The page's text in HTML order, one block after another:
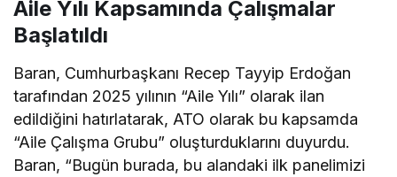
Aile Yılı Kapsamında Çalışmalar
Başlatıldı
Baran, Cumhurbaşkanı Recep Tayyip Erdoğan
tarafından 2025 yılının “Aile Yılı” olarak ilan
edildiğini hatırlatarak, ATO olarak bu kapsamda
“Aile Çalışma Grubu” oluşturduklarını duyurdu.
Baran, “Bugün burada, bu alandaki ilk panelimizi